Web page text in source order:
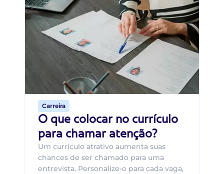
Carreira
O que colocar no currículo
para chamar atenção?
Um currículo atrativo aumenta suas
chances de ser chamado para uma
entrevista. Personalize-o para cada vaga,